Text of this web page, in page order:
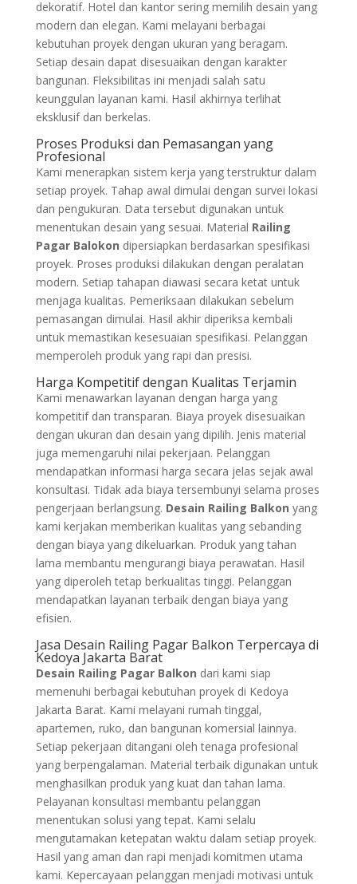
dekoratif. Hotel dan kantor sering memilih desain yang
modern dan elegan. Kami melayani berbagai
kebutuhan proyek dengan ukuran yang beragam.
Setiap desain dapat disesuaikan dengan karakter
bangunan. Fleksibilitas ini menjadi salah satu
keunggulan layanan kami. Hasil akhirnya terlihat
eksklusif dan berkelas.
Proses Produksi dan Pemasangan yang
Profesional
Kami menerapkan sistem kerja yang terstruktur dalam
setiap proyek. Tahap awal dimulai dengan survei lokasi
dan pengukuran. Data tersebut digunakan untuk
menentukan desain yang sesuai. Material Railing
Pagar Balokon dipersiapkan berdasarkan spesifikasi
proyek. Proses produksi dilakukan dengan peralatan
modern. Setiap tahapan diawasi secara ketat untuk
menjaga kualitas. Pemeriksaan dilakukan sebelum
pemasangan dimulai. Hasil akhir diperiksa kembali
untuk memastikan kesesuaian spesifikasi. Pelanggan
memperoleh produk yang rapi dan presisi.
Harga Kompetitif dengan Kualitas Terjamin
Kami menawarkan layanan dengan harga yang
kompetitif dan transparan. Biaya proyek disesuaikan
dengan ukuran dan desain yang dipilih. Jenis material
juga memengaruhi nilai pekerjaan. Pelanggan
mendapatkan informasi harga secara jelas sejak awal
konsultasi. Tidak ada biaya tersembunyi selama proses
pengerjaan berlangsung. Desain Railing Balkon yang
kami kerjakan memberikan kualitas yang sebanding
dengan biaya yang dikeluarkan. Produk yang tahan
lama membantu mengurangi biaya perawatan. Hasil
yang diperoleh tetap berkualitas tinggi. Pelanggan
mendapatkan layanan terbaik dengan biaya yang
efisien.
Jasa Desain Railing Pagar Balkon Terpercaya di
Kedoya Jakarta Barat
Desain Railing Pagar Balkon dari kami siap
memenuhi berbagai kebutuhan proyek di Kedoya
Jakarta Barat. Kami melayani rumah tinggal,
apartemen, ruko, dan bangunan komersial lainnya.
Setiap pekerjaan ditangani oleh tenaga profesional
yang berpengalaman. Material terbaik digunakan untuk
menghasilkan produk yang kuat dan tahan lama.
Pelayanan konsultasi membantu pelanggan
menentukan solusi yang tepat. Kami selalu
mengutamakan ketepatan waktu dalam setiap proyek.
Hasil yang aman dan rapi menjadi komitmen utama
kami. Kepercayaan pelanggan menjadi motivasi untuk